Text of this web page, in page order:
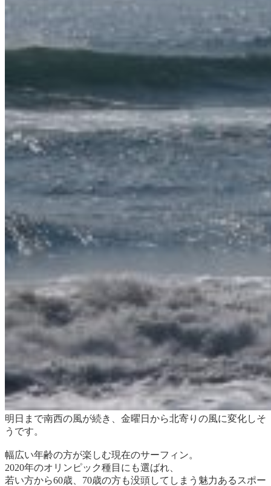
明日まで南西の風が続き、金曜日から北寄りの風に変化しそ
うです。
幅広い年齢の方が楽しむ現在のサーフィン。
2020年のオリンピック種目にも選ばれ、
若い方から60歳、70歳の方も没頭してしまう魅力あるスポー